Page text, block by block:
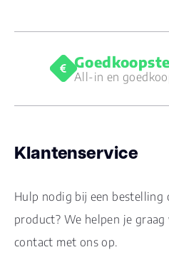
Goedkoopste
All-in en
Klantenservice
Hulp nodig bij een bestelling
product? We helpen je
contact met ons op.